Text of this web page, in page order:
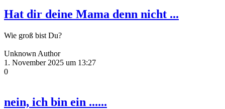
Hat dir deine Mama denn nicht ...
Wie groß bist Du?
Unknown Author
1. November 2025 um 13:27
0
nein, ich bin ein ......